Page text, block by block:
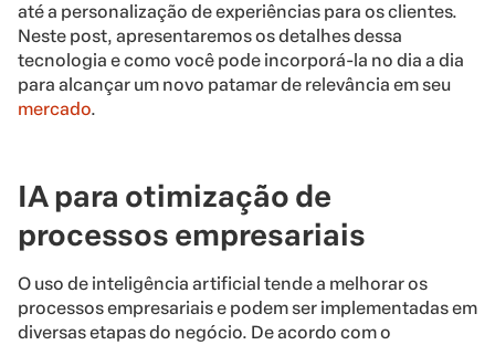
até a personalização de experiências para os clientes.
Neste post, apresentaremos os detalhes dessa
tecnologia e como você pode incorporá-la no dia a dia
para alcançar um novo patamar de relevância em seu
mercado.
IA para otimização de
processos empresariais
O uso de inteligência artificial tende a melhorar os
processos empresariais e podem ser implementadas em
diversas etapas do negócio. De acordo com o